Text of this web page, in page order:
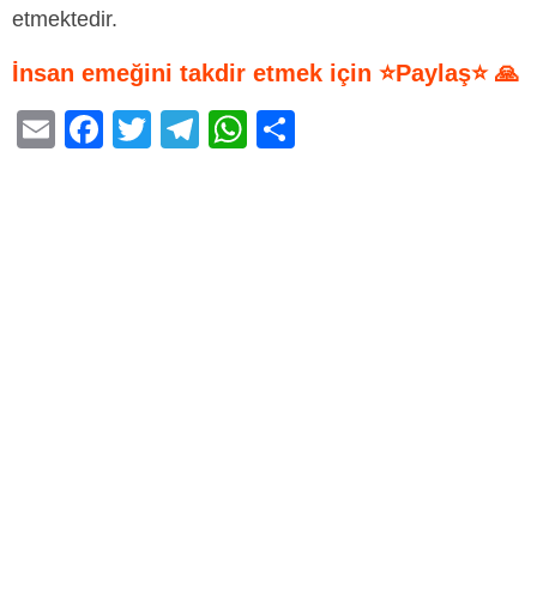
etmektedir.
İnsan emeğini takdir etmek için ⭐Paylaş⭐ 🙏
E
F
T
T
W